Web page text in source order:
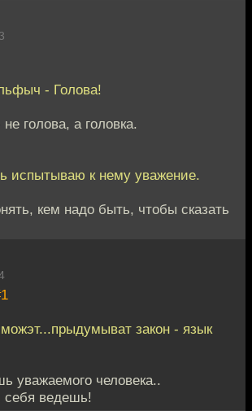
- Голова!
голова, а головка.
испытываю к нему уважение.
кем надо быть, чтобы сказать
закон - язык
уважаемого человека..
себя ведешь!